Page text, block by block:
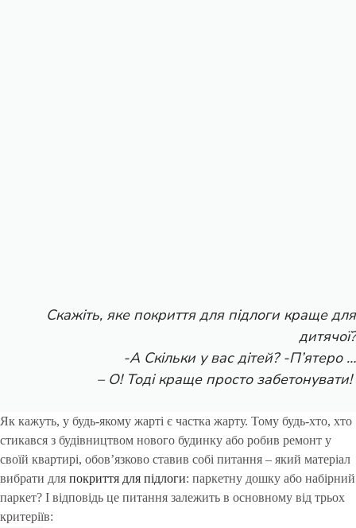
Скажіть, яке покриття для підлоги краще для
дитячої?
-А Скільки у вас дітей? -П’ятеро …
– О! Тоді краще просто забетонувати!
Як кажуть, у будь-якому жарті є частка жарту. Тому будь-хто, хто
стикався з будівництвом нового будинку або робив ремонт у
своїй квартирі, обов’язково ставив собі питання – який матеріал
вибрати для покриття для підлоги: паркетну дошку або набірний
паркет? І відповідь це питання залежить в основному від трьох
критеріїв: